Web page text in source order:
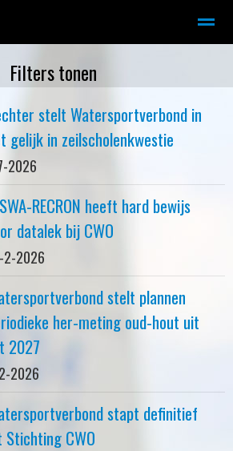
Adverteren
Filters tonen
stelt Watersportverbond in
gelijk in zeilscholenkwestie
2026
RECRON heeft hard bewijs
datalek bij CWO
2-2026
stelt plannen
her-meting oud-hout uit
2027
2026
stapt definitief
Stichting CWO